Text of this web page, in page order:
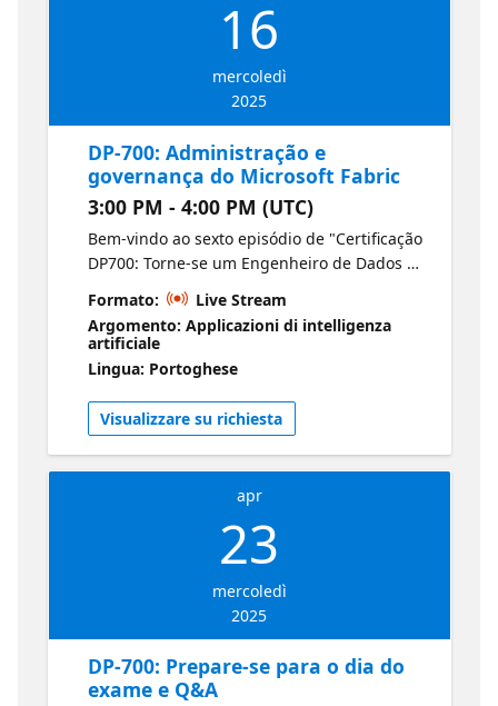
16
mercoledì
2025
DP-700: Administração e
governança do Microsoft Fabric
3:00 PM - 4:00 PM (UTC)
Bem-vindo ao sexto episódio de "Certificação
DP700: Torne-se um Engenheiro de Dados do
Fabric". Entre em contato direto com a
administração do Fabric, incluindo
gerenciamento de espaços de trabalho,
permissões e políticas de governança. Esta
sessão também aborda ferramentas de
conformidade para ajudar você a atender
aos requisitos organizacionais e
regulatórios. Microsoft Certified: Fabric Data
Formato:
Live Stream
Argomento: Applicazioni di intelligenza
artificiale
Lingua: Portoghese
Visualizzare su richiesta
apr
23
mercoledì
2025
DP-700: Prepare-se para o dia do
exame e Q&A